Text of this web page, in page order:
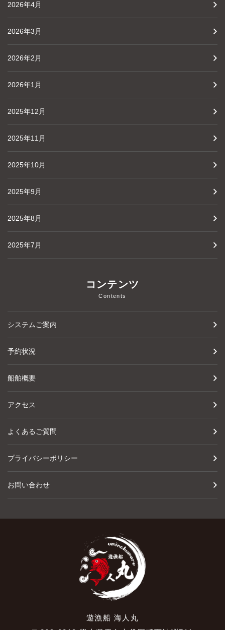
2026年4月
2026年3月
2026年2月
2026年1月
2025年12月
2025年11月
2025年10月
2025年9月
2025年8月
2025年7月
コンテンツ
Contents
システムご案内
予約状況
船舶概要
アクセス
よくあるご質問
プライバシーポリシー
お問い合わせ
遊漁船 海人丸